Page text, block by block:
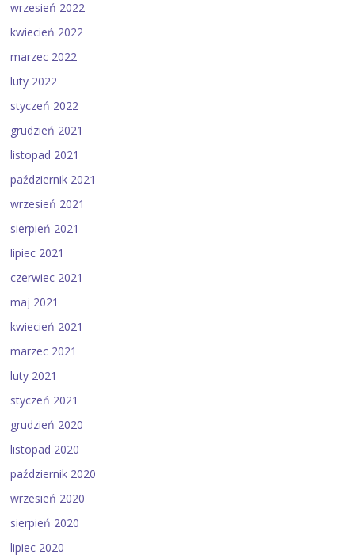
wrzesień 2022
kwiecień 2022
marzec 2022
luty 2022
styczeń 2022
grudzień 2021
listopad 2021
październik 2021
wrzesień 2021
sierpień 2021
lipiec 2021
czerwiec 2021
maj 2021
kwiecień 2021
marzec 2021
luty 2021
styczeń 2021
grudzień 2020
listopad 2020
październik 2020
wrzesień 2020
sierpień 2020
lipiec 2020